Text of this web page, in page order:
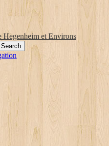
Hegenheim et Environs